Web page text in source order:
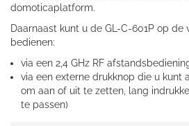
domoticaplatform.
Daarnaast kunt u de GL-C-601P op de
bedienen:
via een 2,4 GHz RF
via een externe drukknop die u kunt
om aan of uit te zetten, lang
te passen)